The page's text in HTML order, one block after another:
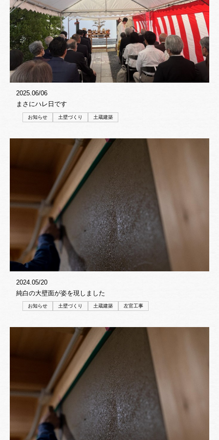
2025.06/06
まさにハレ日です
お知らせ 土壁づくり 土蔵建築
2024.05/20
純白の大壁面が姿を現しました
お知らせ 土壁づくり 土蔵建築 左官工事